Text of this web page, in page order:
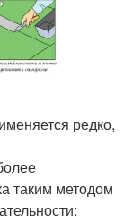
редко,
таким методом